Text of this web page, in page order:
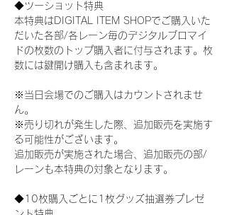
◆ツーショット特典
本特典はDIGITAL ITEM SHOPでご購入いた
だいた各部/各レーン毎のデジタルブロマイ
ドの枚数のトップ購入者に付与されます。枚
数には鍵開け購入も含まれます。
※当日会場でのご購入はカウントされませ
ん。
※売り切れが発生した際、追加販売を実施す
る可能性がございます。
追加販売が実施された場合、追加販売の部/
レーンも本特典の対象となります。
◆10枚購入ごとに1枚グッズ抽選券プレゼ